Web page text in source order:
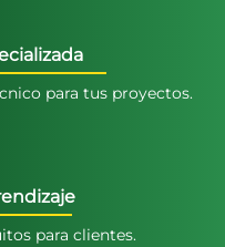
para tus proyectos.
para clientes.